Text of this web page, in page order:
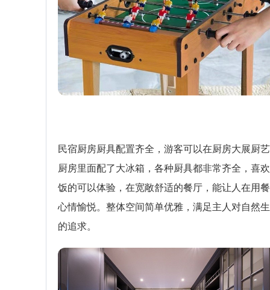
民宿厨房厨具配置齐全，游客可以在厨房大展厨
厨房里面配了大冰箱，各种厨具都非常齐全，喜
饭的可以体验，在宽敞舒适的餐厅，能让人在用
心情愉悦。整体空间简单优雅，满足主人对自然
的追求。